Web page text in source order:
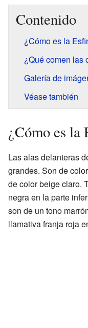
Contenido
¿Cómo es la
¿Qué comen las
Galería de
Véase también
¿Cómo es la
Las alas delanteras
grandes. Son de
de color beige claro.
negra en la parte
son de un tono
llamativa franja roja